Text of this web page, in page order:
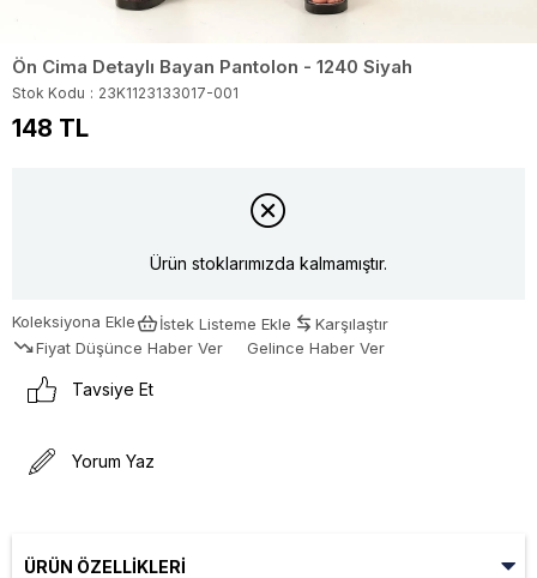
Ön Cima Detaylı Bayan Pantolon - 1240 Siyah
Stok Kodu 23K1123133017-001
148 TL
Ürün stoklarımızda kalmamıştır.
Koleksiyona Ekle İstek Listeme Ekle
Karşılaştır
Fiyat Düşünce Haber Ver
Gelince Haber Ver
Tavsiye Et
Yorum Yaz
ÜRÜN ÖZELLIKLERI